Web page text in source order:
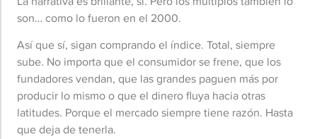
son… como lo fueron en el 2000.
Así que sí, sigan comprando el índice. Total, siempre
sube. No importa que el consumidor se frene, que los
fundadores vendan, que las grandes paguen más por
producir lo mismo o que el dinero fluya hacia otras
latitudes. Porque el mercado siempre tiene razón. Hasta
que deja de tenerla.